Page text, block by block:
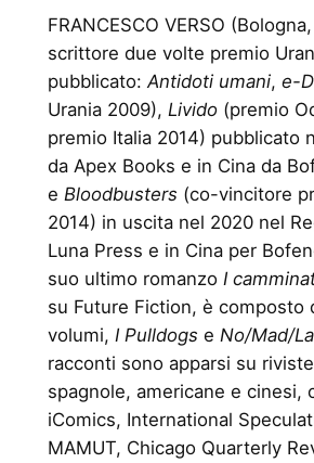
FRANCESCO VERSO
scrittore due volte premio
pubblicato: Antidoti umani, e-
Urania 2009), Livido(premio
premio Italia 2014) pubblicato
da Apex Books e in Cina da
e Bloodbusters (co-vincitore
2014) in uscita nel 2020 nel
Luna Press e in Cina per
suo ultimo romanzo I
su Future Fiction, è composto
volumi, I Pulldogs e No/Mad/
racconti sono apparsi su
spagnole, americane e cinesi,
iComics, International
MAMUT, Chicago Quarterly